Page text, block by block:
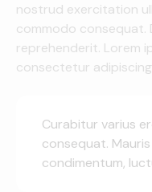
nostrud exercitation
commodo consequat.
reprehenderit. Lorem
consectetur
Curabitur varius
consequat.
condimentum,